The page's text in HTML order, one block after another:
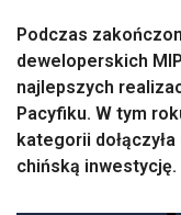
Podczas
deweloperskich
najlepszych
Pacyfiku. W tym
kategorii
chińską inwestycję.